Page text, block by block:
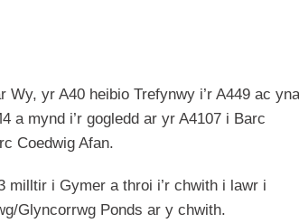
yr A40 heibio Trefynwy i’r A449 ac
a mynd i’r gogledd ar yr A4107 i Barc
Coedwig Afan.
milltir i Gymer a throi i’r chwith i lawr i
Glyncorrwg Ponds ar y chwith.